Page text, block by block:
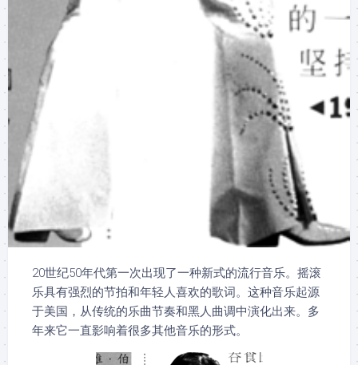
20世纪50年代第一次出现了一种新式的流行音乐。摇滚
乐具有强烈的节拍和年轻人喜欢的歌词。这种音乐起源
于美国，从传统的乐曲节奏和黑人曲调中演化出来。多
年来它一直影响着很多其他音乐的形式。